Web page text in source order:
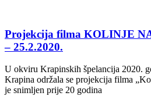
Projekcija filma KOLINJE
– 25.2.2020.
U okviru Krapinskih špelancija 2020.
Krapina održala se projekcija filma
je snimljen prije 20 godina